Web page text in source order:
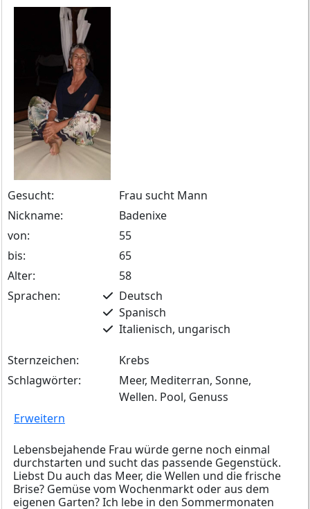
Gesucht:
Frau sucht Mann
Nickname:
Badenixe
von:
55
bis:
65
Alter:
58
Sprachen:
Deutsch
Spanisch
Italienisch, ungarisch
Sternzeichen:
Krebs
Schlagwörter:
Meer, Mediterran, Sonne,
Wellen. Pool, Genuss
Erweitern
Lebensbejahende Frau würde gerne noch einmal
durchstarten und sucht das passende Gegenstück.
Liebst Du auch das Meer, die Wellen und die frische
Brise? Gemüse vom Wochenmarkt oder aus dem
eigenen Garten? Ich lebe in den Sommermonaten